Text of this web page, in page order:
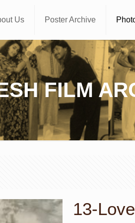
Us Poster Archive
FILM
13-Love